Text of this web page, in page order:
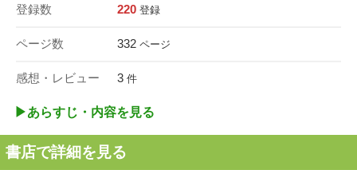
登録数 220 登録
ページ数 332 ページ
感想・レビュー 3 件
▶︎あらすじ・内容を見る
書店で詳細を見る